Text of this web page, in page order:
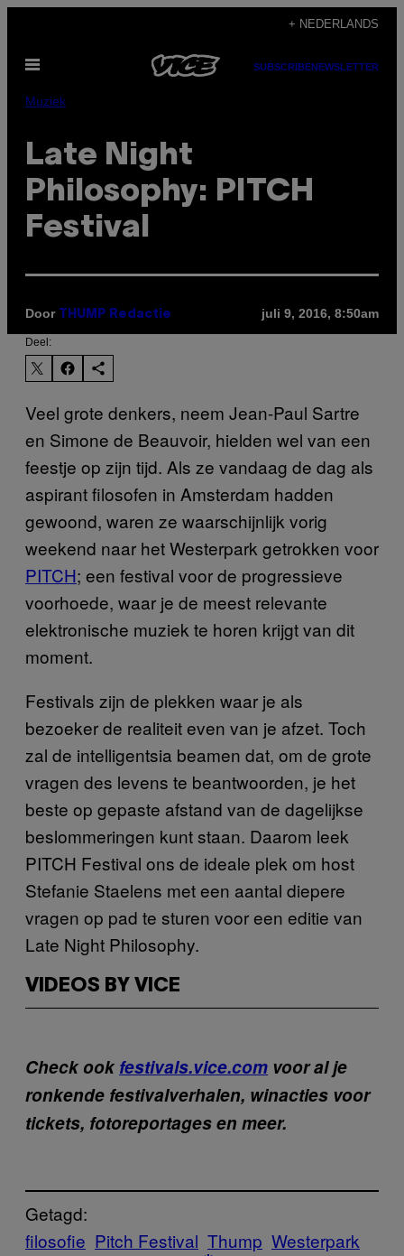
de
inhoud
+ NEDERLANDS
Open
SUBSCRIBENEWSLETTER
Muziek
Late Night
Philosophy: PITCH
Festival
Door THUMP Redactie juli 9, 2016, 8:50am
Deel:
Veel grote denkers, neem Jean-Paul Sartre
en Simone de Beauvoir, hielden wel van een
feestje op zijn tijd. Als ze vandaag de dag als
aspirant filosofen in Amsterdam hadden
gewoond, waren ze waarschijnlijk vorig
weekend naar het Westerpark getrokken voor
PITCH; een festival voor de progressieve
voorhoede, waar je de meest relevante
elektronische muziek te horen krijgt van dit
moment.
Festivals zijn de plekken waar je als
bezoeker de realiteit even van je afzet. Toch
zal de intelligentsia beamen dat, om de grote
vragen des levens te beantwoorden, je het
beste op gepaste afstand van de dagelijkse
beslommeringen kunt staan. Daarom leek
PITCH Festival ons de ideale plek om host
Stefanie Staelens met een aantal diepere
vragen op pad te sturen voor een editie van
Late Night Philosophy.
VIDEOS BY VICE
Check ook festivals.vice.com voor al je
ronkende festivalverhalen, winacties voor
tickets, fotoreportages en meer.
Getagd:
filosofie Pitch Festival Thump Westerpark